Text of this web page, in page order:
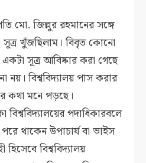
মো. জিল্লুর রহমানের সঙ্গে
খুঁজছিলাম। বিবৃত কোনো
সূত্র আবিষ্কার করা গেছে
বিশ্ববিদ্যালয় পাস করার
কথা মনে পড়ছে।
বিশ্ববিদ্যালয়ের পদাধিকারবলে
থাকেন উপাচার্য বা ভাইস
হিসেবে বিশ্ববিদ্যালয়